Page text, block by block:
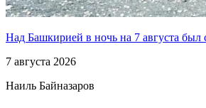
Над Башкирией в ночь на 7 августа был
7 августа 2026
Наиль Байназаров